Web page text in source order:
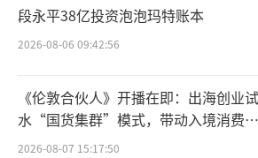
综合成本率指标是财险
成本的核心数据，包含公司
支出，如综合成本率高于
于收入，承保亏损。
此次，共有46家公司综
段永平38亿投资泡泡玛特账本
2026-08-06 09:42:56
《伦敦合伙人》开播在即：出海创业试
水“国货集群”模式，带动入境消费反
向种草
2026-08-07 15:17:50